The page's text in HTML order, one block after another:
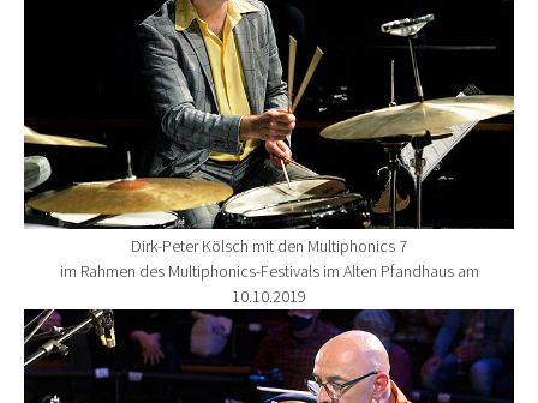
Dirk-Peter Kölsch mit den Multiphonics 7
im Rahmen des Multiphonics-Festivals im Alten Pfandhaus am
10.10.2019
Show larger version for: